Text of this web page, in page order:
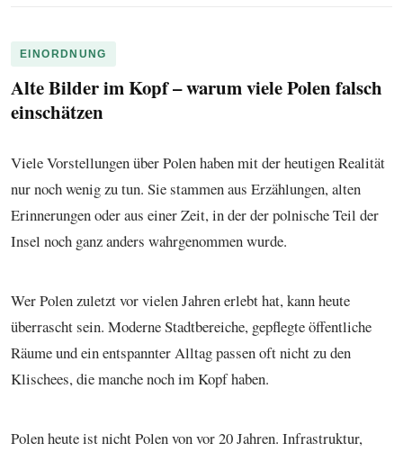
EINORDNUNG
Alte Bilder im Kopf – warum viele Polen falsch
einschätzen
Viele Vorstellungen über Polen haben mit der heutigen Realität
nur noch wenig zu tun. Sie stammen aus Erzählungen, alten
Erinnerungen oder aus einer Zeit, in der der polnische Teil der
Insel noch ganz anders wahrgenommen wurde.
Wer Polen zuletzt vor vielen Jahren erlebt hat, kann heute
überrascht sein. Moderne Stadtbereiche, gepflegte öffentliche
Räume und ein entspannter Alltag passen oft nicht zu den
Klischees, die manche noch im Kopf haben.
Polen heute ist nicht Polen von vor 20 Jahren. Infrastruktur,